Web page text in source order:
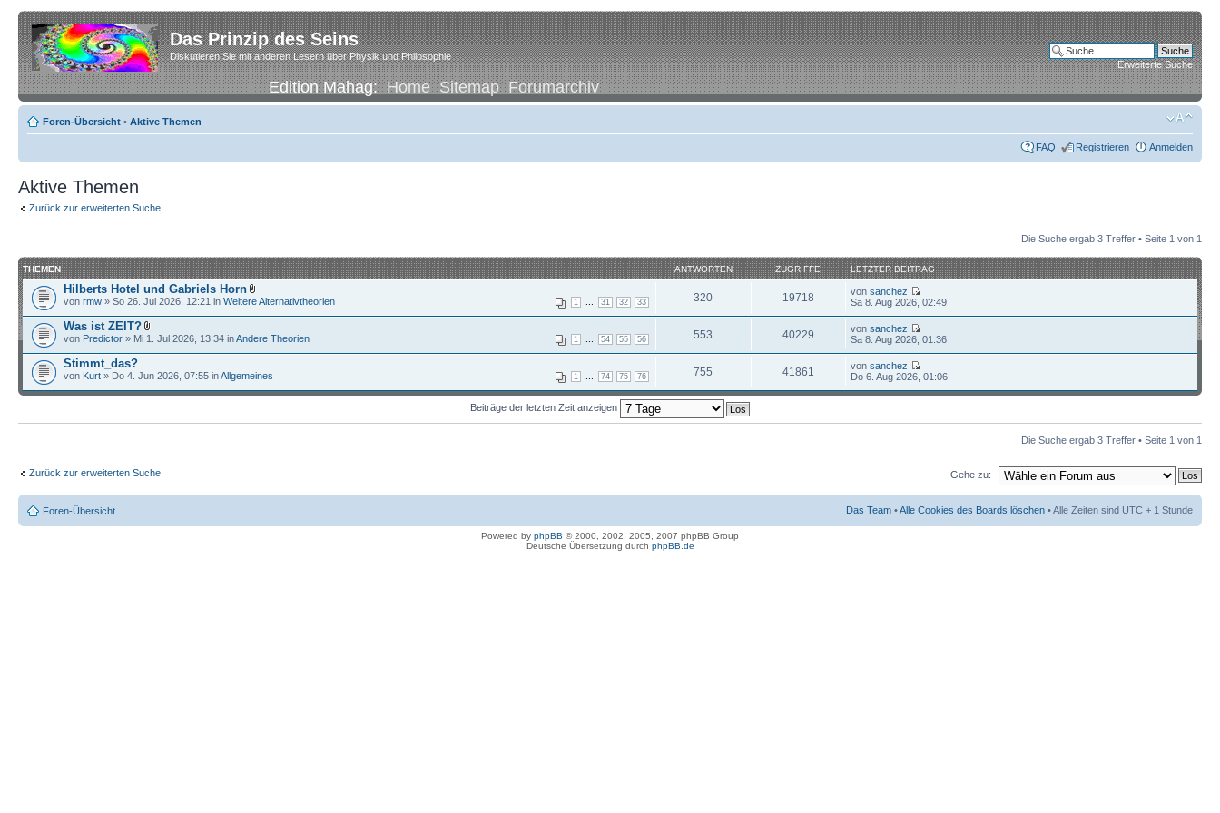
Das Prinzip des Seins
Diskutieren Sie mit anderen Lesern über Physik und Philosophie
Edition Mahag:Home Sitemap Forumarchiv
Erweiterte Suche
Foren-Übersicht • Aktive Themen
FAQ Registrieren Anmelden
Aktive Themen
Zurück zur erweiterten Suche
Die Suche ergab 3 Treffer • Seite 1 von 1
THEMEN ANTWORTEN ZUGRIFFE LETZTER BEITRAG
Hilberts Hotel und Gabriels Horn
1 31 32 33
von rmw » So 26. Jul 2026, 12:21 in Weitere Alternativtheorien 320 19718 vonsanchez
Sa 8. Aug 2026, 02:49
Was ist ZEIT?
1 54 55 56
von Predictor » Mi 1. Jul 2026, 13:34 inAndere Theorien 553 40229 vonsanchez
Sa 8. Aug 2026, 01:36
Stimmt_das?
1 74 75 76
von Kurt » Do 4. Jun 2026, 07:55 inAllgemeines 755 41861 vonsanchez
Do 6. Aug 2026, 01:06
Beiträge der letzten Zeit anzeigen
Die Suche ergab 3 Treffer • Seite 1 von 1
Zurück zur erweiterten Suche Gehe zu:
Foren-Übersicht Das Team •Alle Cookies des Boards löschen • Alle Zeiten sind UTC + 1 Stunde
Powered by phpBB © 2000, 2002, 2005, 2007 phpBB Group
Deutsche Übersetzung durch phpBB.de